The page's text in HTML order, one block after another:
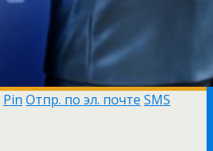
Pin Отпр. по эл. почте SMS